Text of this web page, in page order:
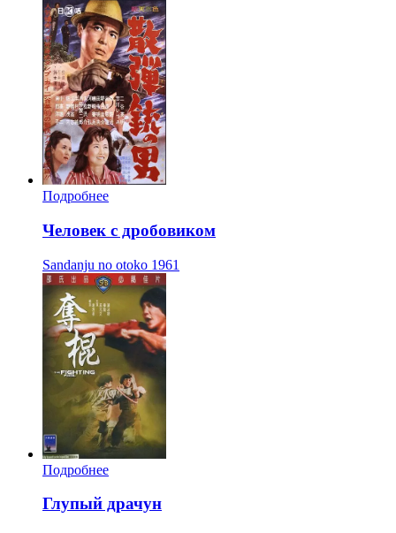
Подробнее
Человек с дробовиком
Sandanju no otoko 1961
Подробнее
Глупый драчун